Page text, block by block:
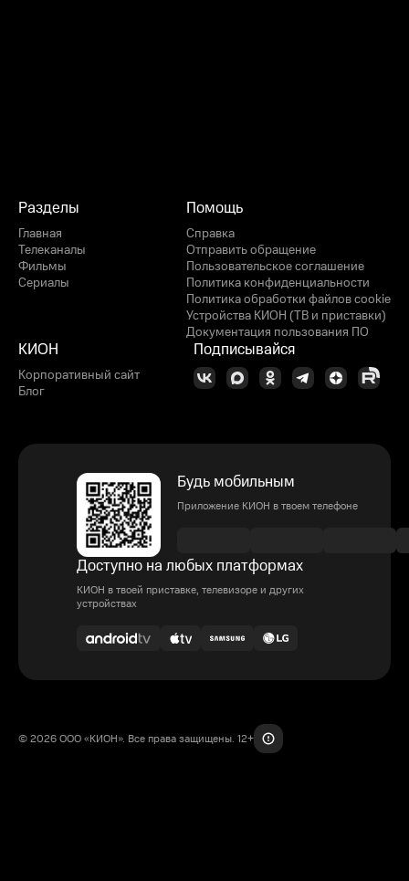
Разделы
Главная
Телеканалы
Фильмы
Сериалы
Помощь
Справка
Отправить обращение
Пользовательское соглашение
Политика конфиденциальности
Политика обработки файлов cookie
Устройства КИОН (ТВ и приставки)
Документация пользования ПО
КИОН
Корпоративный сайт
Блог
Подписывайся
Будь мобильным
Приложение КИОН в твоем телефоне
Доступно на любых платформах
КИОН в твоей приставке, телевизоре и других
устройствах
© 2026 ООО «КИОН». Все права защищены. 12+